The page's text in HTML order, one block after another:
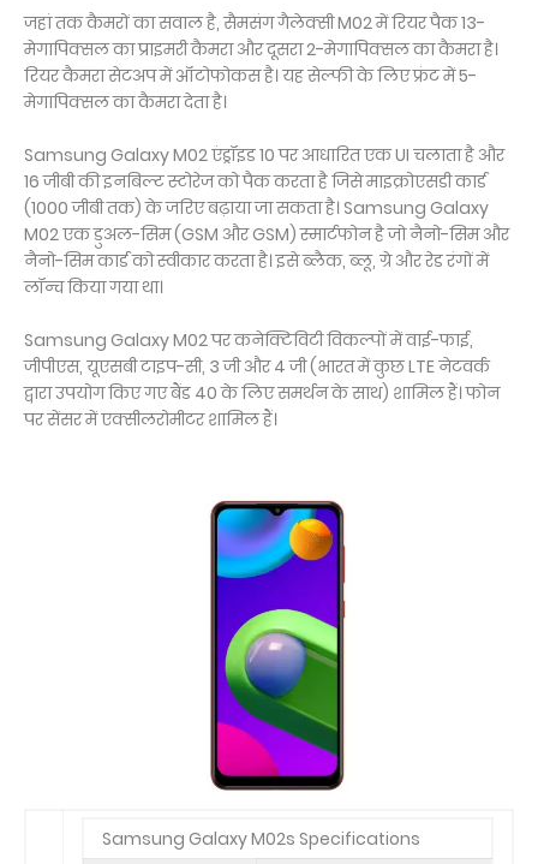
जहां तक कैमरों का सवाल है, सैमसंग गैलेक्सी M02 में रियर पैक 13-
मेगापिक्सल का प्राइमरी कैमरा और दूसरा 2-मेगापिक्सल का कैमरा है।
रियर कैमरा सेटअप में ऑटोफोकस है। यह सेल्फी के लिए फ्रंट में 5-
मेगापिक्सल का कैमरा देता है।
Samsung Galaxy M02 एंड्रॉइड 10 पर आधारित एक UI चलाता है और
16 जीबी की इनबिल्ट स्टोरेज को पैक करता है जिसे माइक्रोएसडी कार्ड
(1000 जीबी तक) के जरिए बढ़ाया जा सकता है। Samsung Galaxy
M02 एक डुअल-सिम (GSM और GSM) स्मार्टफोन है जो नैनो-सिम और
नैनो-सिम कार्ड को स्वीकार करता है। इसे ब्लैक, ब्लू, ग्रे और रेड रंगों में
लॉन्च किया गया था।
Samsung Galaxy M02 पर कनेक्टिविटी विकल्पों में वाई-फाई,
जीपीएस, यूएसबी टाइप-सी, 3 जी और 4 जी (भारत में कुछ LTE नेटवर्क
द्वारा उपयोग किए गए बैंड 40 के लिए समर्थन के साथ) शामिल हैं। फोन
पर सेंसर में एक्सीलरोमीटर शामिल हैं।
Samsung Galaxy M02s Specifications